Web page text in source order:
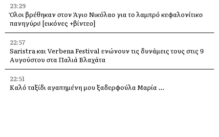
23:29
Όλοι βρέθηκαν στον Άγιο Νικόλαο για το λαμπρό κεφαλονίτικο
πανηγύρι! [εικόνες +βίντεο]
22:57
Saristra και Verbena Festival ενώνουν τις δυνάμεις τους στις 9
Αυγούστου στα Παλιά Βλαχάτα
22:51
Καλό ταξίδι αγαπημένη μου ξαδερφούλα Μαρία …